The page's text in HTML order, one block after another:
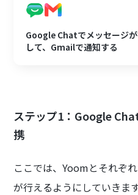
Google Chatでメッセージ
して、Gmailで通知する
ステップ1：Google
携
ここでは、Yoomとそれぞ
が行えるようにしていきます